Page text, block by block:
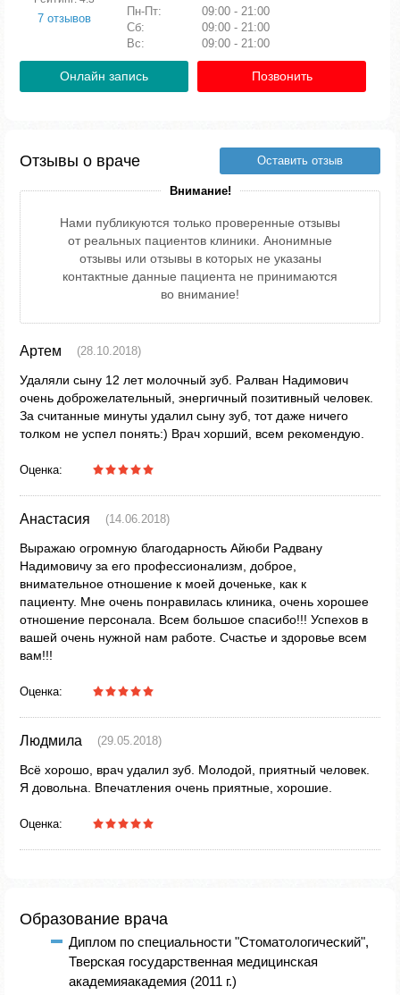
7 отзывов
Пн-Пт:
09:00 - 21:00
Сб:
09:00 - 21:00
Вс:
09:00 - 21:00
Онлайн запись Позвонить
Отзывы о враче Оставить отзыв
Внимание!
Нами публикуются только проверенные отзывы
от реальных пациентов клиники. Анонимные
отзывы или отзывы в которых не указаны
контактные данные пациента не принимаются
во внимание!
Артем (28.10.2018)
Удаляли сыну 12 лет молочный зуб. Ралван Надимович
очень доброжелательный, энергичный позитивный человек.
За считанные минуты удалил сыну зуб, тот даже ничего
толком не успел понять:) Врач хорший, всем рекомендую.
Оценка:
Анастасия (14.06.2018)
Выражаю огромную благодарность Айюби Радвану
Надимовичу за его профессионализм, доброе,
внимательное отношение к моей доченьке, как к
пациенту. Мне очень понравилась клиника, очень хорошее
отношение персонала. Всем большое спасибо!!! Успехов в
вашей очень нужной нам работе. Счастье и здоровье всем
вам!!!
Оценка:
Людмила (29.05.2018)
Всё хорошо, врач удалил зуб. Молодой, приятный человек.
Я довольна. Впечатления очень приятные, хорошие.
Оценка:
Образование врача
Диплом по специальности "Стоматологический",
Тверская государственная медицинская
академияакадемия (2011 г.)